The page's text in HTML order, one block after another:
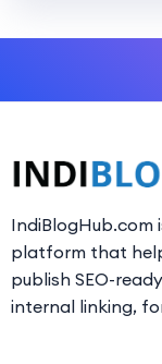
IndiBlogHub.com
platform that
publish SEO-
internal linking,